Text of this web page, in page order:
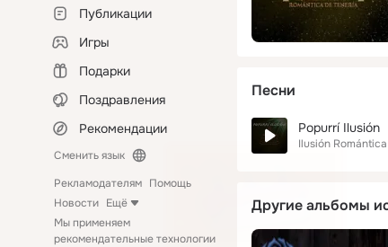
Публикации
Игры
Подарки
Поздравления
Рекомендации
Сменить язык
Рекламодателям Помощь
Новости Ещё
Мы применяем
рекомендательные технологии
Песни
Popurrí Ilusión
Ilusión
Другие альбомы